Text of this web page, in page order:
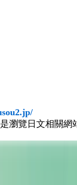
瀏覽日文相關網